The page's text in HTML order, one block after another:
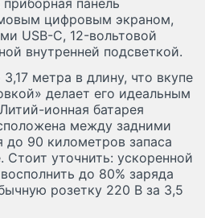
панель
цифровым экраном,
USB-C, 12-вольтовой
внутренней подсветкой.
метра в длину, что вкупе
делает его идеальным
ионная батарея
между задними
до 90 километров запаса
Стоит уточнить: ускоренной
до 80% заряда
розетку 220 В за 3,5